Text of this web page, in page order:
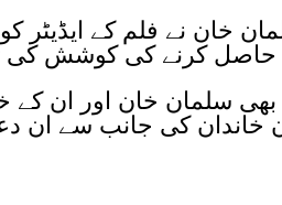
خان نے فلم کے ایڈیٹر
حاصل کرنے کی کوشش کی
سلمان خان اور ان کے
خاندان کی جانب سے ان